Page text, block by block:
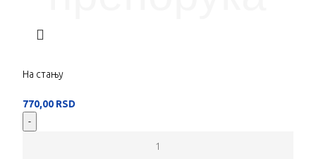
На стању
770,00 RSD
-